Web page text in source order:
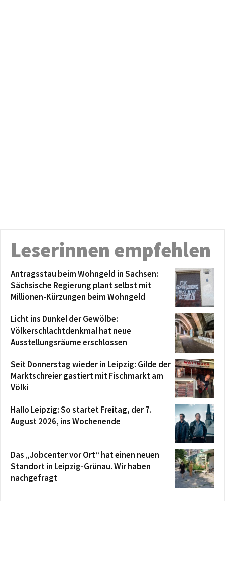
Leserinnen empfehlen
Antragsstau beim Wohngeld in Sachsen:
Sächsische Regierung plant selbst mit
Millionen-Kürzungen beim Wohngeld
Licht ins Dunkel der Gewölbe:
Völkerschlachtdenkmal hat neue
Ausstellungsräume erschlossen
Seit Donnerstag wieder in Leipzig: Gilde der
Marktschreier gastiert mit Fischmarkt am
Völki
Hallo Leipzig: So startet Freitag, der 7.
August 2026, ins Wochenende
Das „Jobcenter vor Ort“ hat einen neuen
Standort in Leipzig-Grünau. Wir haben
nachgefragt